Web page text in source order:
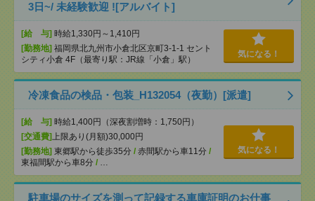
3日~/ 未経験歓迎 ![アルバイト]
[給 与] 時給1,330円～1,410円
[勤務地] 福岡県北九州市小倉北区京町3-1-1 セント
シティ小倉 4F（最寄り駅：JR線「小倉」駅）
気になる！
冷凍食品の検品・包装_H132054（夜勤）[派遣]
[給 与] 時給1,400円（深夜割増時：1,750円）
[交通費] 上限あり(月額)30,000円
[勤務地] 東郷駅から徒歩35分 / 赤間駅から車11分 /
東福間駅から車8分 / …
気になる！
駐車場のサイズを測って記録する車庫証明のお仕事